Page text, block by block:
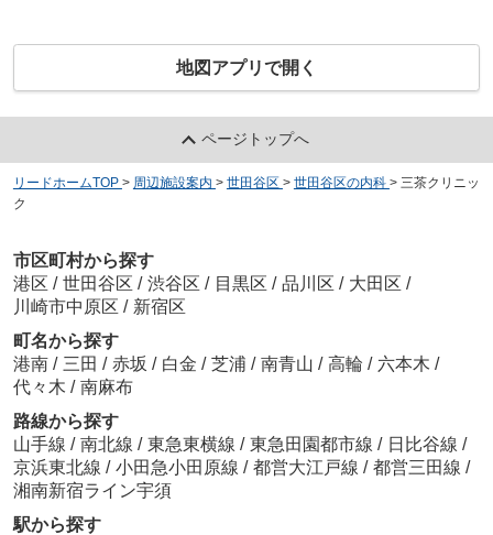
地図アプリで開く
ページトップへ
リードホームTOP > 周辺施設案内 > 世田谷区 > 世田谷区の内科 > 三茶クリニッ
ク
市区町村から探す
港区 / 世田谷区 / 渋谷区 / 目黒区 / 品川区 / 大田区 /
川崎市中原区 / 新宿区
町名から探す
港南 / 三田 / 赤坂 / 白金 / 芝浦 / 南青山 / 高輪 / 六本木 /
代々木 / 南麻布
路線から探す
山手線 / 南北線 / 東急東横線 / 東急田園都市線 / 日比谷線 /
京浜東北線 / 小田急小田原線 / 都営大江戸線 / 都営三田線 /
湘南新宿ライン宇須
駅から探す